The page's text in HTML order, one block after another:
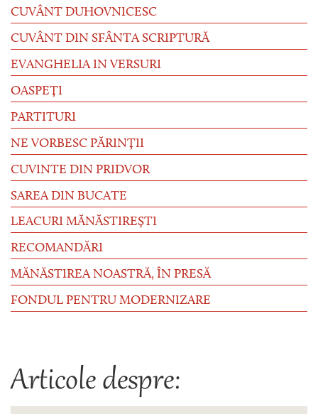
CUVÂNT DUHOVNICESC
CUVÂNT DIN SFÂNTA SCRIPTURĂ
EVANGHELIA IN VERSURI
OASPEȚI
PARTITURI
NE VORBESC PĂRINȚII
CUVINTE DIN PRIDVOR
SAREA DIN BUCATE
LEACURI MĂNĂSTIREȘTI
RECOMANDĂRI
MĂNĂSTIREA NOASTRĂ, ÎN PRESĂ
FONDUL PENTRU MODERNIZARE
Articole despre: